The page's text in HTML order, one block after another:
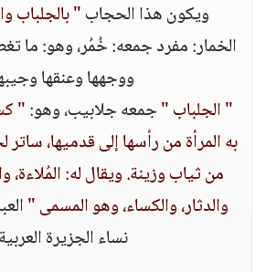
ويكون هذا الحجاب" بالجلباب
الخمار: مفرد جمعه: خُمُر، وهو: ما
ووجهها وعنقها
" الجلباب "جمعه جلابيب، وهو:"
به المرأة من رأسها إلى قدميها، ساتر
من ثياب وزينة. ويقال له: المُلاءة،
والدثار، والكساء، وهو المسمى "
نساء الجزيرة